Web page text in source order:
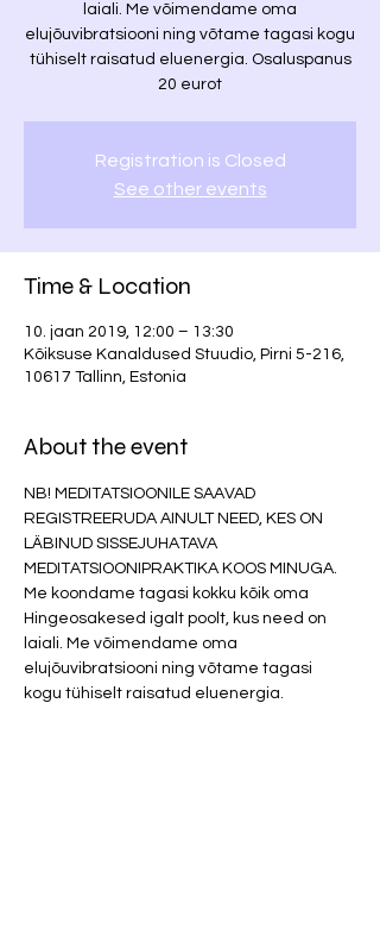
laiali. Me võimendame oma
elujõuvibratsiooni ning võtame tagasi kogu
tühiselt raisatud eluenergia. Osaluspanus
20 eurot
Registration is Closed
See other events
Time & Location
10. jaan 2019, 12:00 – 13:30
Kõiksuse Kanaldused Stuudio, Pirni 5-216,
10617 Tallinn, Estonia
About the event
NB! MEDITATSIOONILE SAAVAD
REGISTREERUDA AINULT NEED, KES ON
LÄBINUD SISSEJUHATAVA
MEDITATSIOONIPRAKTIKA KOOS MINUGA.
Me koondame tagasi kokku kõik oma
Hingeosakesed igalt poolt, kus need on
laiali. Me võimendame oma
elujõuvibratsiooni ning võtame tagasi
kogu tühiselt raisatud eluenergia.